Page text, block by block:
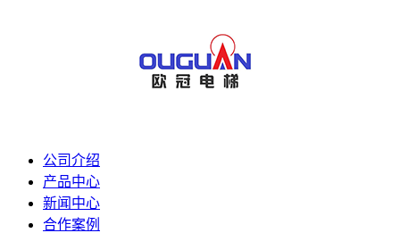
公司介绍
产品中心
新闻中心
合作案例